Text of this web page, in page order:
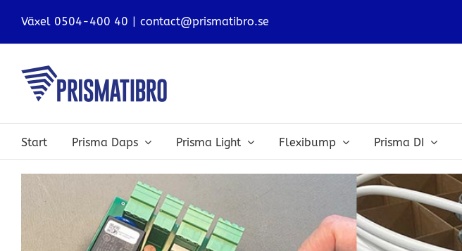
Växel 0504-400 40 | contact@prismatibro.se
Start Prisma Daps Prisma Light Flexibump Prisma DI
Visa
större